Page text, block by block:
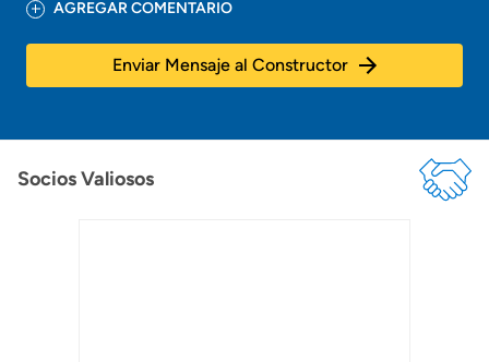
AGREGAR COMENTARIO
Enviar Mensaje al Constructor
Socios Valiosos